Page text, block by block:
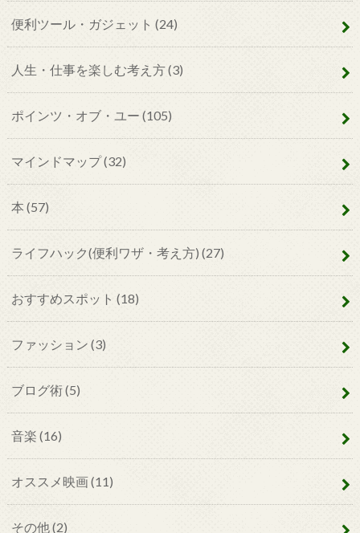
便利ツール・ガジェット (24)
人生・仕事を楽しむ考え方(3)
ポインツ・オブ・ユー (105)
マインドマップ(32)
本 (57)
ライフハック(便利ワザ・考え方) (27)
おすすめスポット (18)
ファッション (3)
ブログ術(5)
音楽 (16)
オススメ映画(11)
その他(2)